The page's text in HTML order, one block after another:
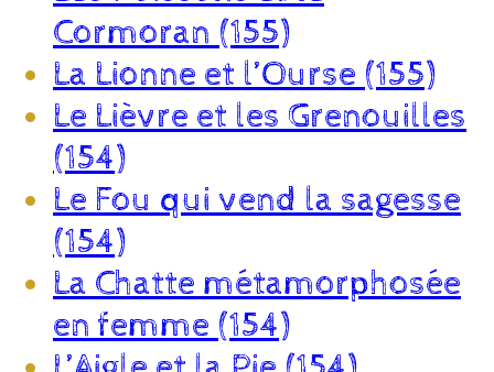
Cormoran (155)
La Lionne et l’Ourse (155)
Le Lièvre et les Grenouilles
(154)
Le Fou qui vend la sagesse
(154)
La Chatte métamorphosée
en femme (154)